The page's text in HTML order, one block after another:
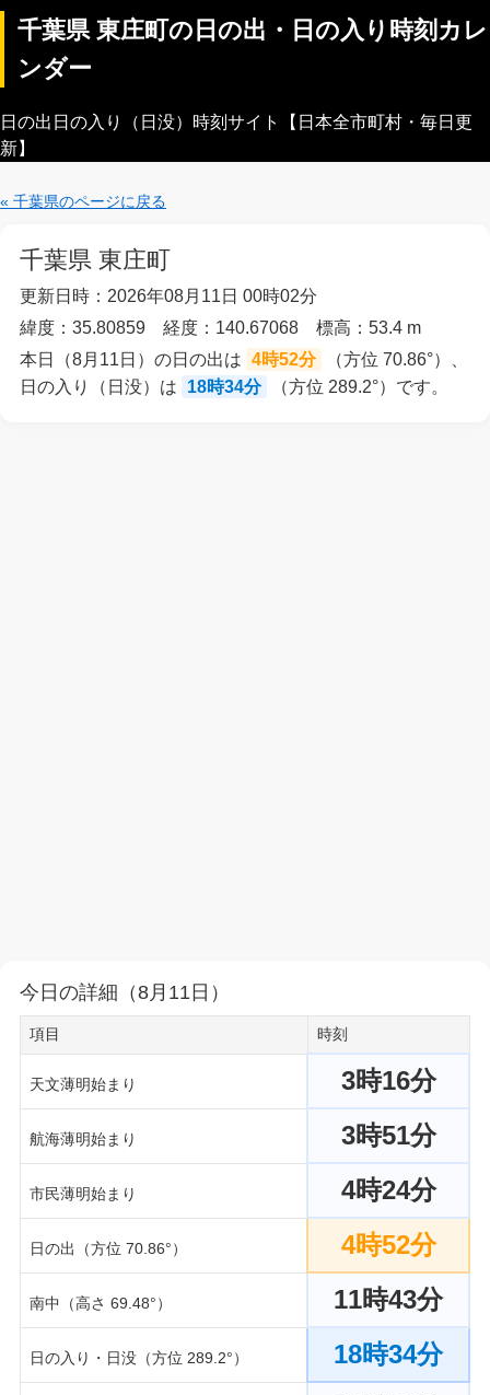
千葉県 東庄町の日の出・日の入り時刻カレ
ンダー
日の出日の入り（日没）時刻サイト【日本全市町村・毎日更
新】
« 千葉県のページに戻る
千葉県 東庄町
更新日時：2026年08月11日 00時02分
緯度：35.80859 経度：140.67068 標高：53.4 m
本日（8月11日）の日の出は 4時52分
（方位 70.86°）、
日の入り（日没）は
18時34分 （方位 289.2°）です。
今日の詳細（8月11日）
項目 時刻
天文薄明始まり 3時16分
航海薄明始まり 3時51分
市民薄明始まり 4時24分
日の出（方位 70.86°） 4時52分
南中（高さ 69.48°） 11時43分
日の入り・日没（方位 289.2°） 18時34分